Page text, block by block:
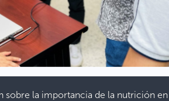
sobre la importancia de la nutrición